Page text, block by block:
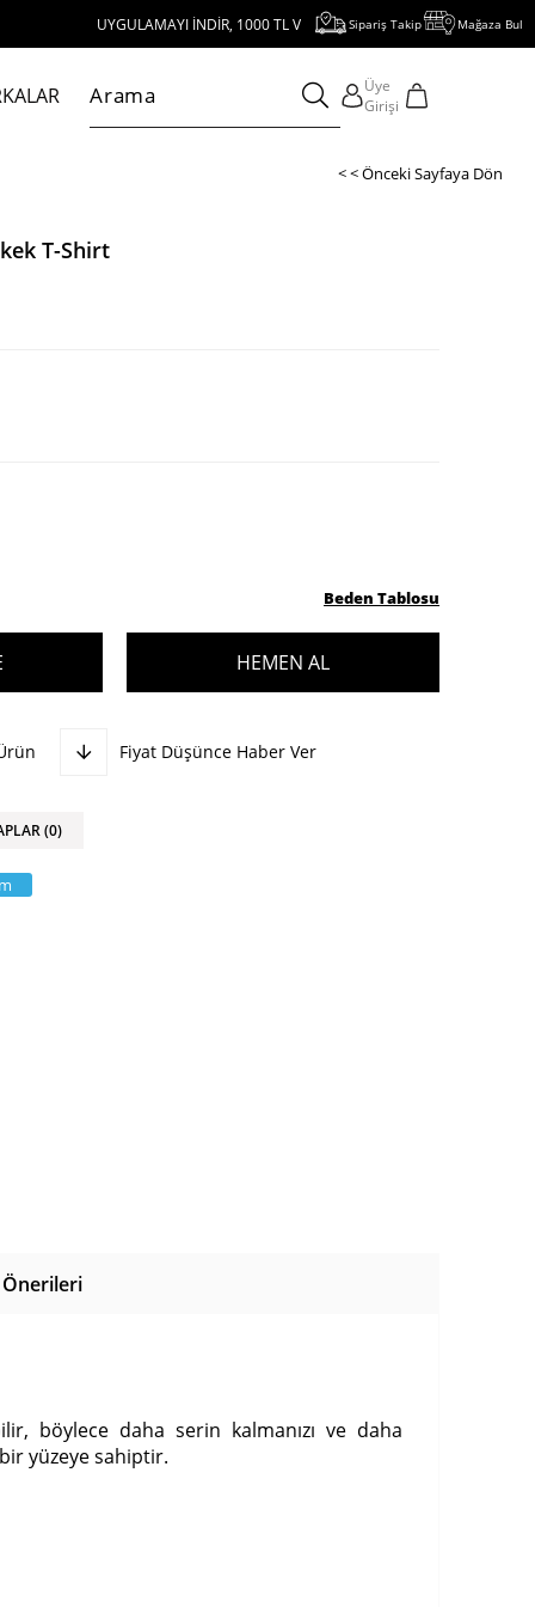
UYGULAMAYI İNDİR, 1000 TL VE ÜZERİ ALIŞVERİŞE 250 TL İNDİRİM KAZAN!
Sipariş Takip Mağaza Bul
Üye
Girişi
< < Önceki Sayfaya Dön
T-Shirt
Beden Tablosu
Fiyat Düşünce Haber Ver
(0)
böylece daha serin kalmanızı ve daha
yüzeye sahiptir.